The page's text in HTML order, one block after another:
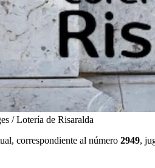
/ Lotería de Risaralda
correspondiente al número 2949,